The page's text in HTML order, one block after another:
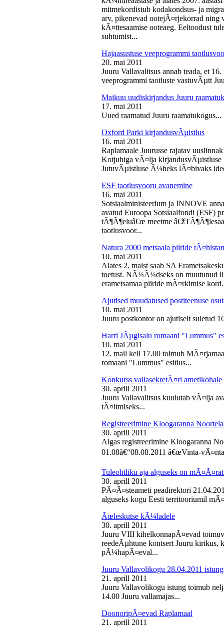
mitmekordistub kodakondsus- ja
arv, pikenevad ootejÃ¤rjekorrad ning
kÃ¤ttesaamise ooteaeg. Eeltoodust
suhtumist...
Hajaasustuse veeprogrammi
20. mai 2011
Juuru Vallavalitsus annab teada, et
veeprogrammi taotluste vastuvÃµtt
Maikuu uudiskirjandus Juuru
17. mai 2011
Uued raamatud Juuru raamatukogus...
Oxford Parki kirjandusvÃµistlus
16. mai 2011
Raplamaale Juurusse rajatav
Kotjuhiga vÃ¤lja
JutuvÃµistluse Ã¼heks lÃ¤bivaks
ESF taotlusvooru avanemine
16. mai 2011
Sotsiaalministeerium ja INNOVE
avatud Euroopa Sotsiaalfondi (ESF)
tÃ¶Ã¶eluâ€œ meetme
taotlusvoor...
Natura 2000 metsaala piiride
10. mai 2011
Alates 2. maist saab SA
toetust. NÃ¼Ã¼dseks on muutunud
erametsamaa piiride mÃ¤rkimise
Ajutised muudatused postiteenuse
10. mai 2011
Juuru postkontor on ajutiselt suletud
Harri JÃµgisalu romaani "Lummus"
10. mai 2011
12. mail kell 17.00 toimub
romaani "Lummus" esitlus...
Konkurss vallasekretÃ¤ri ametikohale
30. aprill 2011
Juuru Vallavalitsus kuulutab vÃ¤lja
tÃ¤itmiseks...
Registreerimine Kloogaranna
30. aprill 2011
Algas registreerimine Kloogaranna
01.08â€“08.08.2011 â€œVinta-
Tuleohtliku aja alguseks on
30. aprill 2011
PÃ¤Ã¤steameti peadirektori
alguseks kogu Eesti territooriumil
Ãœleskutse kÃ¼ladele
30. aprill 2011
Juuru VIII kihelkonnapÃ¤evad
reedeÃµhtune kontsert Juuru
pÃ¼hapÃ¤eval...
Juuru Vallavolikogu 28.04.2011 istung
21. aprill 2011
Juuru Vallavolikogu istung toimub
14.00 Juuru vallamajas...
DoonoripÃ¤evad Raplamaal
21. aprill 2011